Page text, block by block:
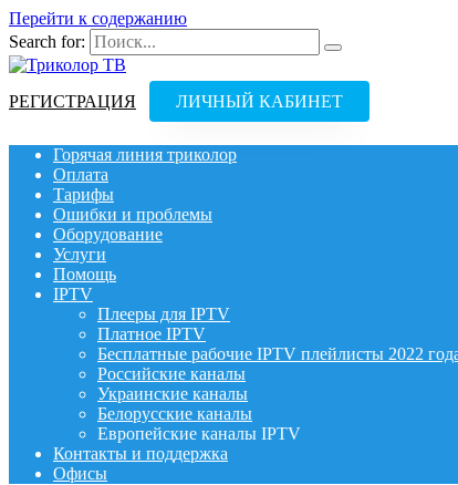
Перейти к содержанию
Search for:
РЕГИСТРАЦИЯ ЛИЧНЫЙ КАБИНЕТ
Горячая линия триколор
Оплата
Тарифы
Ошибки и проблемы
Оборудование
Услуги
Помощь
IPTV
Плееры для IPTV
Платное IPTV
Бесплатные рабочие IPTV плейлисты 2022
Российские каналы
Украинские каналы
Белорусские каналы
Европейские каналы IPTV
Контакты и поддержка
Офисы